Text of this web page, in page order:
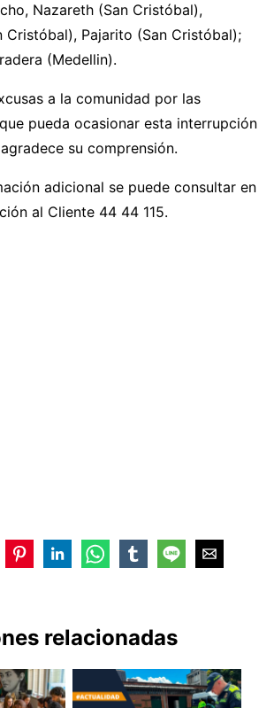
Nazareth (San Cristóbal),
Cristóbal), Pajarito (San Cristóbal);
(Medellin).
a la comunidad por las
pueda ocasionar esta interrupción
su comprensión.
adicional se puede consultar en
al Cliente 44 44 115.
relacionadas